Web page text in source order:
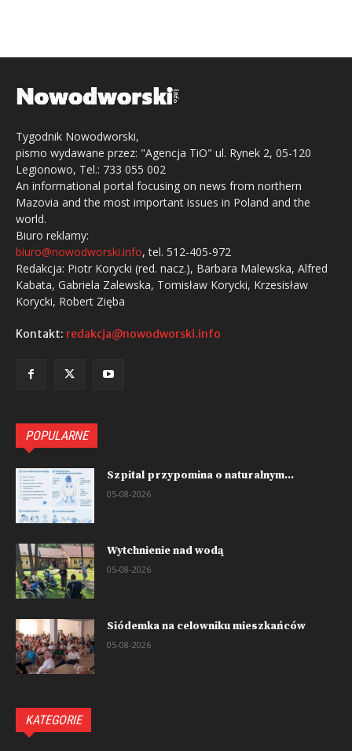
Tygodnik Nowodworski,
pismo wydawane przez: "Agencja TiO" ul. Rynek 2, 05-120
Legionowo, Tel.: 733 055 002
An informational portal focusing on news from northern
Mazovia and the most important issues in Poland and the
world.
Biuro reklamy:
biuro@nowodworski.info, tel. 512-405-972
Redakcja: Piotr Korycki (red. nacz.), Barbara Malewska, Alfred
Kabata, Gabriela Zalewska, Tomisław Korycki, Krzesisław
Korycki, Robert Zięba
Kontakt: redakcja@nowodworski.info
POPULARNE
Szpital przypomina o naturalnym...
05-08-2026
Wytchnienie nad wodą
05-08-2026
Siódemka na celowniku mieszkańców
05-08-2026
KATEGORIE